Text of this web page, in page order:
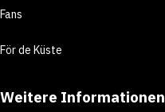
Fans
För de Küste
Weitere Informationen